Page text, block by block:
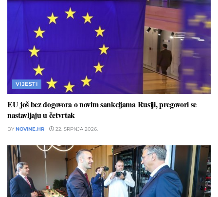
VIJESTI
EU još bez dogovora o novim sankcijama Rusiji, pregovori se
nastavljaju u četvrtak
BY NOVINE.HR 22. SRPNJA 2026.